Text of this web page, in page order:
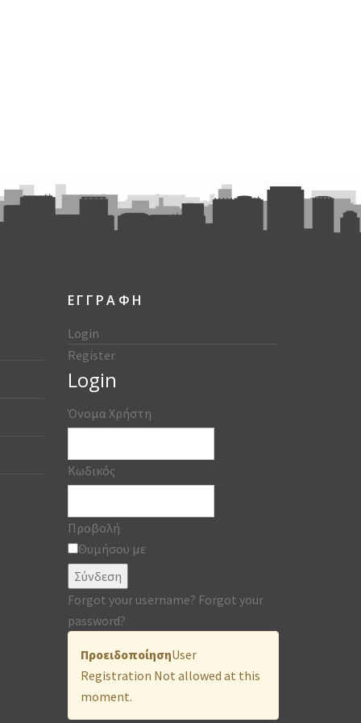
ΕΓΓΡΑΦΗ
Login
Register
Login
Όνομα Χρήστη
Κωδικός
Προβολή
Θυμήσου με
Σύνδεση
Forgot your username? Forgot your
password?
ΠροειδοποίησηUser
Registration Not allowed at this
moment.